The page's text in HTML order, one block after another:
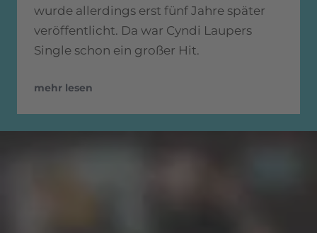
wurde allerdings erst fünf Jahre später
veröffentlicht. Da war Cyndi Laupers
Single schon ein großer Hit.
mehr lesen